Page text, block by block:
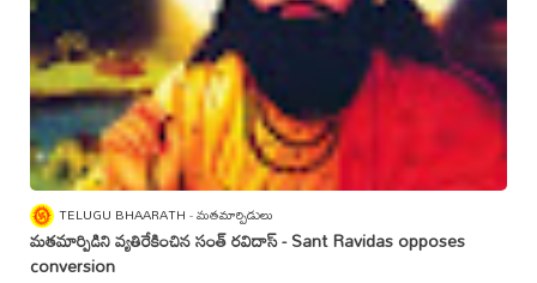
TELUGU BHAARATH మతమార్పిడులు
మతమార్పిడిని వ్యతిరేకించిన సంత్‌ రవిదాస్‌ - Sant Ravidas opposes
conversion